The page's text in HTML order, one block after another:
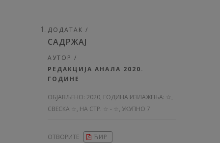
ДОДАТАК /
САДРЖАЈ
АУТОР /
РЕДАКЦИЈА АНАЛА 2020.
ГОДИНЕ
ОБЈАВЉЕНО: 2020, ГОДИНА ИЗЛАЖЕЊА: ☆ ,
СВЕСКА ☆, НА СТР. ☆ - ☆, УКУПНО 7
ОТВОРИТЕ ЋИР